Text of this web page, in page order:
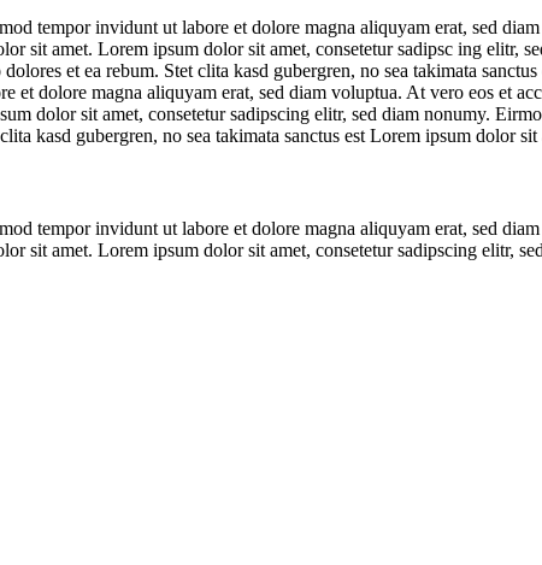
tempor invidunt ut labore et dolore magna aliquyam erat, sed
sit amet. Lorem ipsum dolor sit amet, consetetur sadipsc ing elitr,
et ea rebum. Stet clita kasd gubergren, no sea takimata
dolore magna aliquyam erat, sed diam voluptua. At vero eos et
dolor sit amet, consetetur sadipscing elitr, sed diam nonumy.
kasd gubergren, no sea takimata sanctus est Lorem ipsum dolor sit
tempor invidunt ut labore et dolore magna aliquyam erat, sed
sit amet. Lorem ipsum dolor sit amet, consetetur sadipscing elitr,